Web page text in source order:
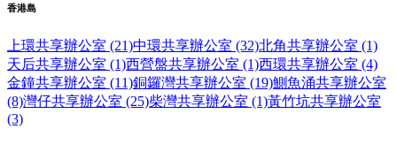
香港島
上環共享辦公室 (21)中環共享辦公室 (32)北角共享辦公室 (1)
天后共享辦公室 (1)西營盤共享辦公室 (1)西環共享辦公室 (4)
金鐘共享辦公室 (11)銅鑼灣共享辦公室 (19)鰂魚涌共享辦公室
(8)灣仔共享辦公室 (25)柴灣共享辦公室 (1)黃竹坑共享辦公室
(3)